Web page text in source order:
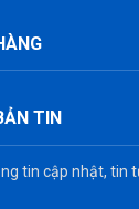
TIN
tin cập nhật, tin